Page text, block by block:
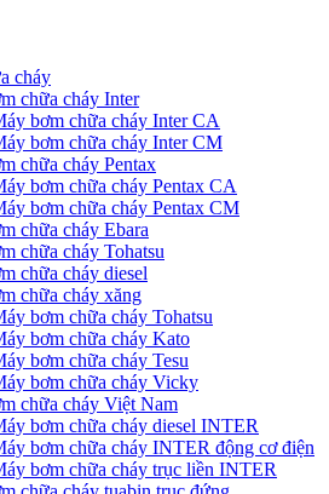
cháy
chữa cháy Inter
bơm chữa cháy Inter CA
bơm chữa cháy Inter CM
chữa cháy Pentax
bơm chữa cháy Pentax CA
bơm chữa cháy Pentax CM
chữa cháy Ebara
chữa cháy Tohatsu
chữa cháy diesel
chữa cháy xăng
bơm chữa cháy Tohatsu
bơm chữa cháy Kato
bơm chữa cháy Tesu
bơm chữa cháy Vicky
chữa cháy Việt Nam
bơm chữa cháy diesel INTER
bơm chữa cháy INTER động cơ điện
bơm chữa cháy trục liền INTER